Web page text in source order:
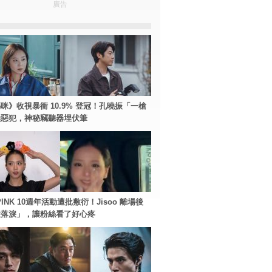
廣告
》收視暴衝 10.9% 登冠！孔曉振「一槍
犯，神秘竊聽器埋伏筆
10週年活動遭批敷衍！Jisoo 離場後
淚」，讓粉絲看了好心疼